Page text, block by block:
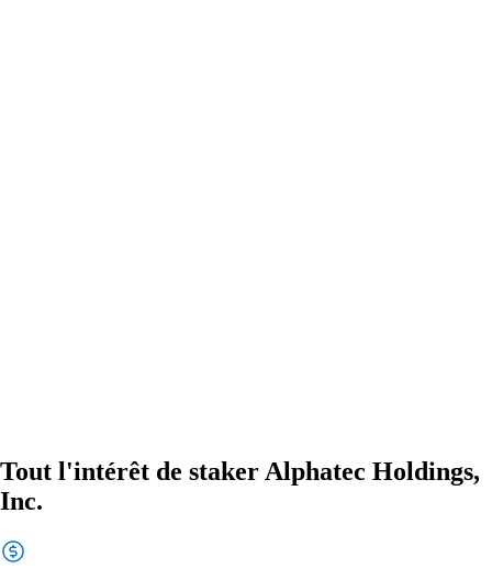
Tout l'intérêt de staker Alphatec Holdings,
Inc.